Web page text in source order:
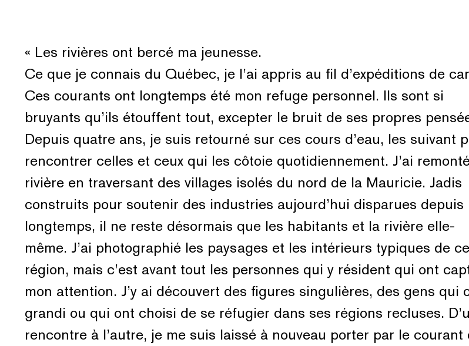
« Les rivières ont bercé ma jeunesse.
Ce que je connais du Québec, je l’ai appris au fil d’expéditions de
Ces courants ont longtemps été mon refuge personnel. Ils sont si
bruyants qu’ils étouffent tout, excepter le bruit de ses propres
Depuis quatre ans, je suis retourné sur ces cours d’eau, les suivant
rencontrer celles et ceux qui les côtoie quotidiennement. J’ai
rivière en traversant des villages isolés du nord de la Mauricie. Jadis
construits pour soutenir des industries aujourd’hui disparues depuis
longtemps, il ne reste désormais que les habitants et la rivière elle-
même. J’ai photographié les paysages et les intérieurs typiques de
région, mais c’est avant tout les personnes qui y résident qui ont
mon attention. J’y ai découvert des figures singulières, des gens qui
grandi ou qui ont choisi de se réfugier dans ses régions recluses.
rencontre à l’autre, je me suis laissé à nouveau porter par le courant